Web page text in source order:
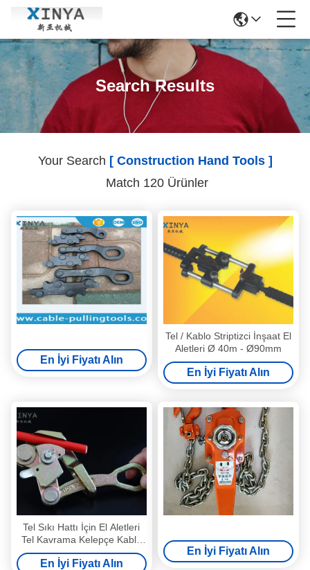
Search Results
Your Search [ Construction Hand Tools ]
Match 120 Ürünler
En İyi Fiyatı Alın
Tel / Kablo Striptizci İnşaat El
Aletleri Ø 40m - Ø90mm
En İyi Fiyatı Alın
Tel Sıkı Hattı İçin El Aletleri
Tel Kavrama Kelepçe Kablo
Tel Çektirme
En İyi Fiyatı Alın
En İyi Fiyatı Alın